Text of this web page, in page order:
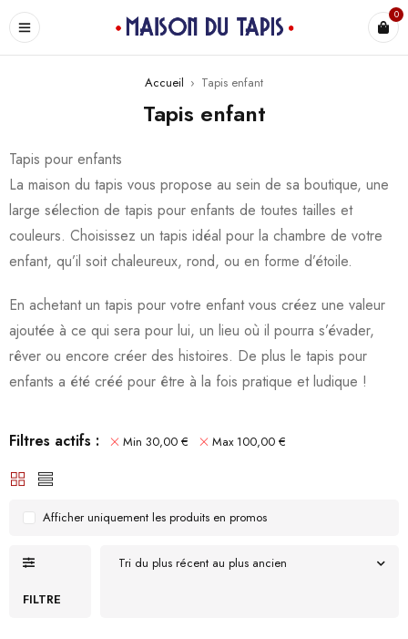
0
Accueil › Tapis enfant
Tapis enfant
Tapis pour enfants
La maison du tapis vous propose au sein de sa boutique, une
large sélection de tapis pour enfants de toutes tailles et
couleurs. Choisissez un tapis idéal pour la chambre de votre
enfant, qu’il soit chaleureux, rond, ou en forme d’étoile.
En achetant un tapis pour votre enfant vous créez une valeur
ajoutée à ce qui sera pour lui, un lieu où il pourra s’évader,
rêver ou encore créer des histoires. De plus le tapis pour
enfants a été créé pour être à la fois pratique et ludique !
Filtres actifs : Min 30,00 € Max 100,00 €
FILTRE
Tri du plus récent au plus ancien
Afficher uniquement les produits en promos